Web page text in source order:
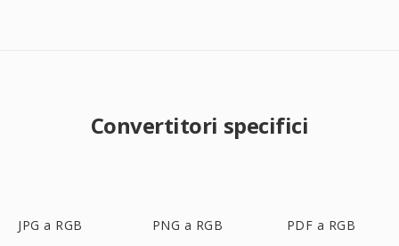
Convertitori specifici
JPG a RGB PNG a RGB PDF a RGB